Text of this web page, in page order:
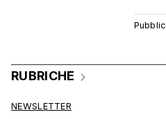
RUBRICHE
NEWSLETTER